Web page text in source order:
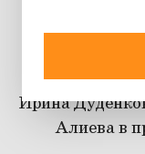
Ирина
Алиева в